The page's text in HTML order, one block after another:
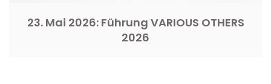
23. Mai 2026: Führung VARIOUS OTHERS
2026